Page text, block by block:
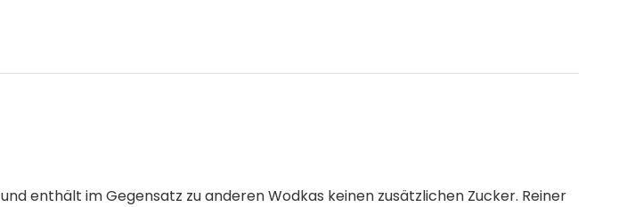
enthält im Gegensatz zu anderen Wodkas keinen zusätzlichen Zucker. Reiner